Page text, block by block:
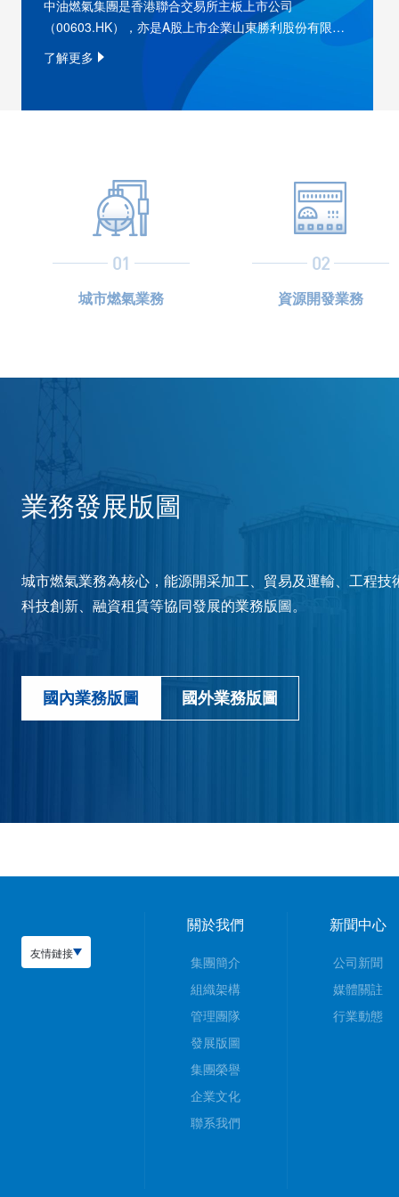
中油燃氣集團是香港聯合交易所主板上市公司
（00603.HK），亦是A股上市企業山東勝利股份有限公
司（000407.SZ）的控股股東，集團總部設在香港、珠
海。
了解更多
01
城市燃氣業務
02
資源開發業務
業務發展版圖
城市燃氣業務為核心，能源開采加工、貿易及運輸、工程技
科技創新、融資租賃等協同發展的業務版圖。
國內業務版圖 國外業務版圖
友情鏈接
關於我們
集團簡介
組織架構
管理團隊
發展版圖
集團榮譽
企業文化
聯系我們
新聞中心
公司新聞
媒體關註
行業動態